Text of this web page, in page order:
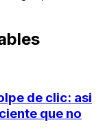
de clic: asi
que no